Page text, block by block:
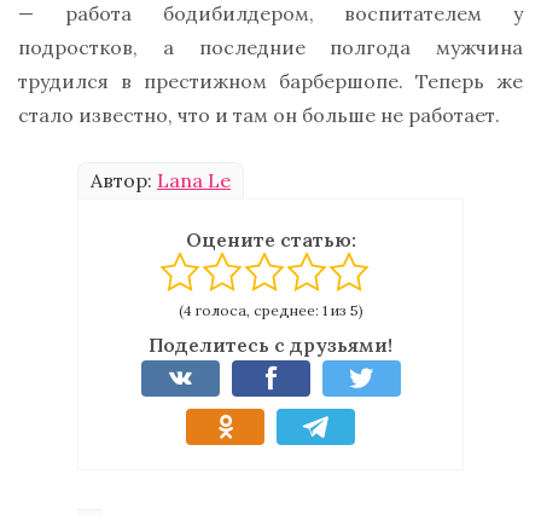
— работа бодибилдером, воспитателем у
подростков, а последние полгода мужчина
трудился в престижном барбершопе. Теперь же
стало известно, что и там он больше не работает.
Автор: Lana Le
Оцените статью:
(4 голоса, среднее: 1 из 5)
Поделитесь с друзьями!